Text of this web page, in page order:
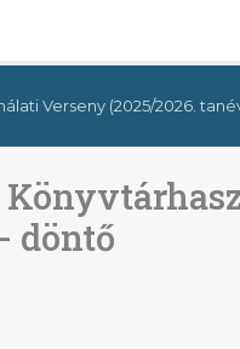
Verseny (2025/2026.
döntő